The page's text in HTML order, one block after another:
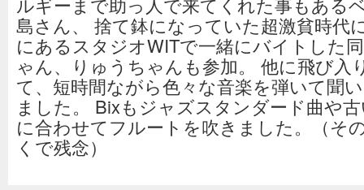
島さん、 捨て鉢になっていた超激貧時代
にあるスタジオWITで一緒にバイトした
ゃん、りゅうちゃんも参加。 他に飛び入
て、短時間ながら色々な音楽を弾いて聞
ました。 Bixもジャズスタンダード曲や
に合わせてフルートを吹きました。（そ
くで残念）